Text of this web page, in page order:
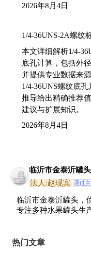
2026年8月4日
1/4-36UNS-2A螺纹
本文详细解析1/4-
底孔计算，包括外
并提供专业数据来
1/4-36UNS螺纹底
推导给出精确推荐
建议与扩展知识。
2026年8月4日
临沂市金泰沂罐
法人:赵现宾 通过
临沂市金泰沂罐头，
专注多种水果罐头生
热门文章